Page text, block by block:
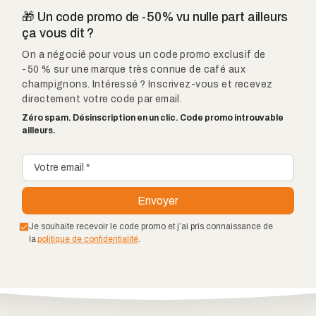
🎁 Un code promo de -50% vu nulle part ailleurs
ça vous dit ?
On a négocié pour vous un code promo exclusif de
-50 % sur une marque très connue de café aux
champignons. Intéressé ? Inscrivez-vous et recevez
directement votre code par email.
Zéro spam. Désinscription en un clic. Code promo introuvable
ailleurs.
Je souhaite recevoir le code promo et j’ai pris connaissance de
la politique de confidentialité.